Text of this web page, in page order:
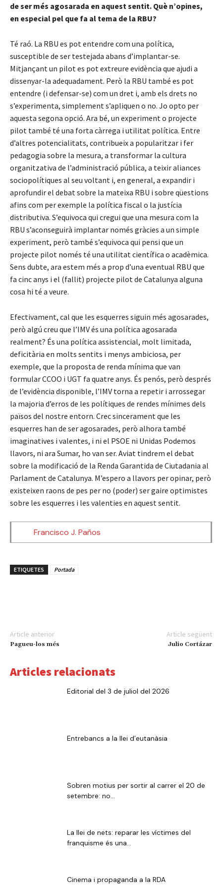
de ser més agosarada en aquest sentit. Què n’opines,
en especial pel que fa al tema de la RBU?
Té raó. La RBU es pot entendre com una política,
susceptible de ser testejada abans d’implantar-se.
Mitjançant un pilot es pot extreure evidència que ajudi a
dissenyar-la adequadament. Però la RBU també es pot
entendre (i defensar-se) com un dret i, amb els drets no
s’experimenta, simplement s’apliquen o no. Jo opto per
aquesta segona opció. Ara bé, un experiment o projecte
pilot també té una forta càrrega i utilitat política. Entre
d’altres potencialitats, contribueix a popularitzar i fer
pedagogia sobre la mesura, a transformar la cultura
organitzativa de l’administració pública, a teixir aliances
sociopolítiques al seu voltant i, en general, a expandir i
aprofundir el debat sobre la mateixa RBU i sobre qüestions
afins com per exemple la política fiscal o la justícia
distributiva. S’equivoca qui cregui que una mesura com la
RBU s’aconseguirà implantar només gràcies a un simple
experiment, però també s’equivoca qui pensi que un
projecte pilot només té una utilitat científica o acadèmica.
Sens dubte, ara estem més a prop d’una eventual RBU que
fa cinc anys i el (fallit) projecte pilot de Catalunya alguna
cosa hi té a veure.
Efectivament, cal que les esquerres siguin més agosarades,
però algú creu que l’IMV és una política agosarada
realment? És una política assistencial, molt limitada,
deficitària en molts sentits i menys ambiciosa, per
exemple, que la proposta de renda mínima que van
formular CCOO i UGT fa quatre anys. És penós, però després
de l’evidència disponible, l’IMV torna a repetir i arrossegar
la majoria d’erros de les polítiques de rendes mínimes dels
països del nostre entorn. Crec sincerament que les
esquerres han de ser agosarades, però alhora també
imaginatives i valentes, i ni el PSOE ni Unidas Podemos
llavors, ni ara Sumar, ho van ser. Aviat tindrem el debat
sobre la modificació de la Renda Garantida de Ciutadania al
Parlament de Catalunya. M’espero a llavors per opinar, però
existeixen raons de pes per no (poder) ser gaire optimistes
sobre les esquerres i les valenties en aquest sentit.
Francisco J. Paños
ETIQUETES Portada
Article anterior
Pagueu-los més
Article següent
Julio Cortázar
Articles relacionats
Editorial del 3 de juliol del 2026
Entrebancs a la llei d’eutanàsia
Sobren motius per sortir al carrer el 20 de
setembre: no...
La llei de nets: reparar les víctimes del
franquisme és una...
Cinema i propaganda a la RDA